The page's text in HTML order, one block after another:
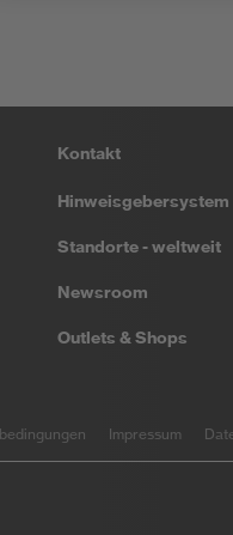
Kontakt
Hinweisgebersystem
Standorte - weltweit
Newsroom
Outlets & Shops
Impressum